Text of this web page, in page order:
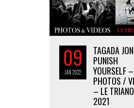
09
JAN2022
TAGADA
PUNISH
YOURSELF –
PHOTOS /
– LE
2021